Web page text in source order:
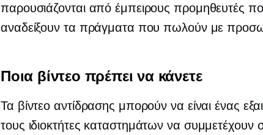
παρουσιάζονται από έμπειρους προμηθευτές
αναδείξουν τα πράγματα που πωλούν με
Ποια βίντεο πρέπει να κάνετε
Τα βίντεο αντίδρασης μπορούν να είναι ένας
τους ιδιοκτήτες καταστημάτων να συμμετέχουν